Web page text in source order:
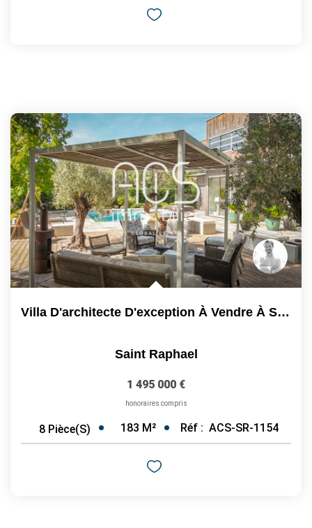
Villa D'architecte D'exception À Vendre À Saint-Raphaël -...
Saint Raphael
1 495 000 €
honoraires compris
8 Pièce(s) 183 M² Réf : ACS-SR-1154